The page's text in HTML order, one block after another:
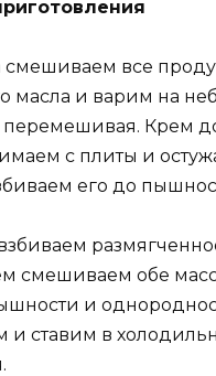
смешиваем все
масла и варим на
перемешивая. Крем
с плиты и
его до
смешиваем обе
и
и ставим в